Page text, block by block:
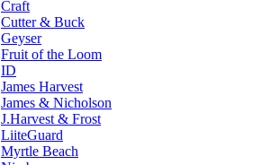
Craft
Cutter & Buck
Geyser
Fruit of the Loom
ID
James Harvest
James & Nicholson
J.Harvest & Frost
LiiteGuard
Myrtle Beach